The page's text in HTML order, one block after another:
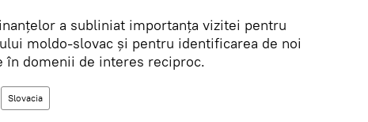
a subliniat importanța vizitei pentru
moldo-slovac și pentru identificarea de noi
în domenii de interes reciproc.
Slovacia